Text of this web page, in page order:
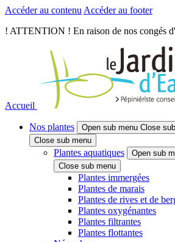
Accéder au contenu Accéder au footer
! ATTENTION ! En raison de nos congés
Accueil
Nos plantes Open sub menu Close
Close sub menu
Plantes aquatiques Open sub
Close sub menu
Plantes immergées
Plantes de marais
Plantes de rives et de
Plantes oxygénantes
Plantes filtrantes
Plantes flottantes